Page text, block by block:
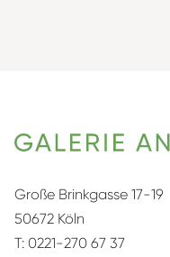
Große Brinkgasse 17-19
50672 Köln
T: 0221-270 67 37